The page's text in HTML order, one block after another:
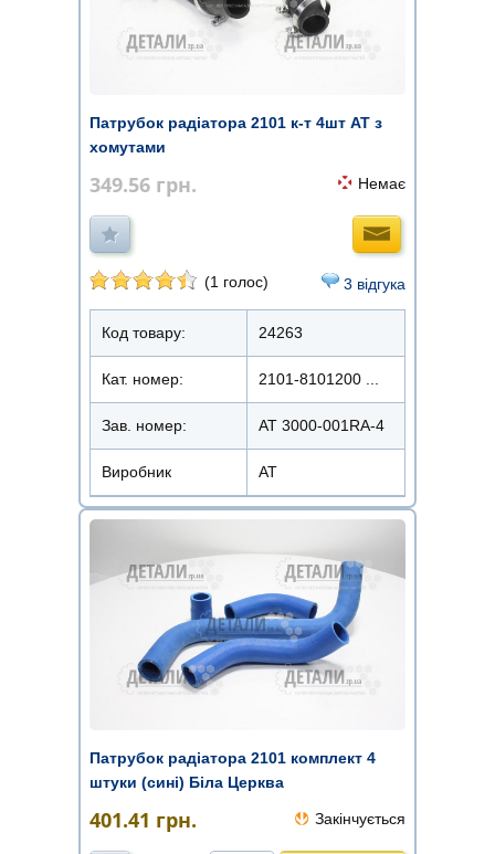
Патрубок радіатора 2101 к-т 4шт АТ з
хомутами
349.56 грн. Немає
(1 голос) 3 відгука
Код товару: 24263
Кат. номер: 2101-8101200 ...
Зав. номер: AT 3000-001RA-4
Виробник АТ
Патрубок радіатора 2101 комплект 4
штуки (сині) Біла Церква
401.41 грн. Закінчується